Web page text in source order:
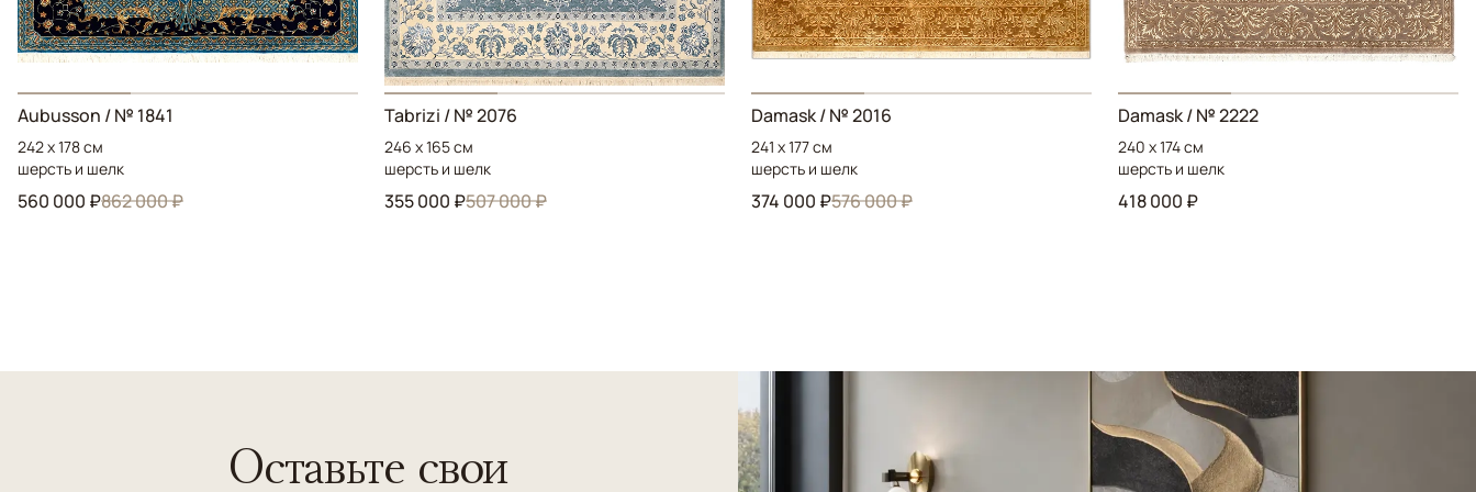
Aubusson / № 1841
242 x 178 см
шерсть и шелк
560 000 ₽862 000 ₽
Tabrizi / № 2076
246 x 165 см
шерсть и шелк
355 000 ₽507 000 ₽
Damask / № 2016
241 x 177 см
шерсть и шелк
374 000 ₽576 000 ₽
Damask / № 2222
240 x 174 см
шерсть и шелк
418 000 ₽
Оставьте свои